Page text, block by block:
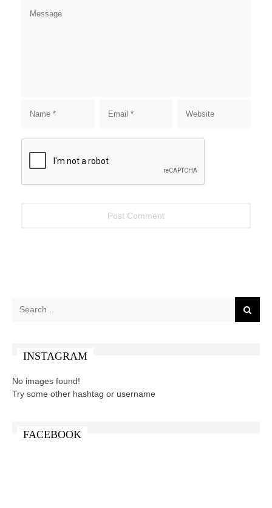
INSTAGRAM
No images found!
Try some other hashtag or username
FACEBOOK